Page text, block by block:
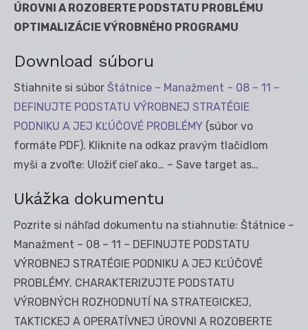
ÚROVNI A ROZOBERTE PODSTATU PROBLÉMU
OPTIMALIZÁCIE VÝROBNÉHO PROGRAMU
Download súboru
Stiahnite si súbor Štátnice – Manažment – 08 – 11 –
DEFINUJTE PODSTATU VÝROBNEJ STRATÉGIE
PODNIKU A JEJ KĽÚČOVÉ PROBLÉMY (súbor vo
formáte PDF). Kliknite na odkaz pravým tlačidlom
myši a zvoľte: Uložiť cieľ ako… – Save target as…
Ukážka dokumentu
Pozrite si náhľad dokumentu na stiahnutie: Štátnice –
Manažment – 08 – 11 – DEFINUJTE PODSTATU
VÝROBNEJ STRATÉGIE PODNIKU A JEJ KĽÚČOVÉ
PROBLÉMY. CHARAKTERIZUJTE PODSTATU
VÝROBNÝCH ROZHODNUTÍ NA STRATEGICKEJ,
TAKTICKEJ A OPERATÍVNEJ ÚROVNI A ROZOBERTE